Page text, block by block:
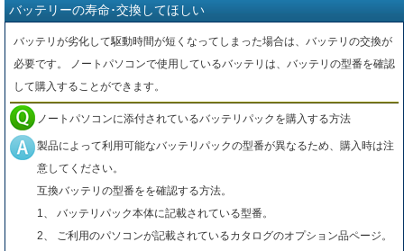
バッテリーの寿命･交換してほしい
バッテリが劣化して駆動時間が短くなってしまった場合は、バッテリの交換が
必要です。 ノートパソコンで使用しているバッテリは、バッテリの型番を確認
して購入することができます。
ノートパソコンに添付されているバッテリパックを購入する方法
製品によって利用可能なバッテリパックの型番が異なるため、購入時は注
意してください。
互換バッテリの型番をを確認する方法。
1、 バッテリパック本体に記載されている型番。
2、 ご利用のパソコンが記載されているカタログのオプション品ページ。